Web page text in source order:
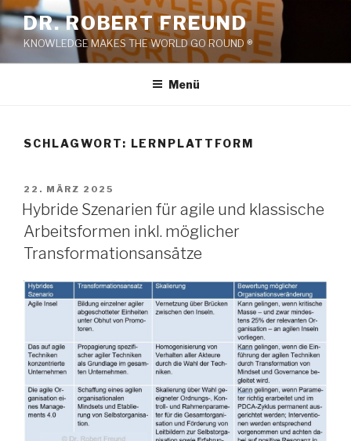
Zum
Inhalt
springen
DR. ROBERT FREUND
KNOWLEDGE MAKES THE WORLD GO ROUND ®
Menü
SCHLAGWORT: LERNPLATTFORM
VERÖFFENTLICHT
AM
22. MÄRZ 2025
Hybride Szenarien für agile und klassische
Arbeitsformen inkl. möglicher
Transformationsansätze